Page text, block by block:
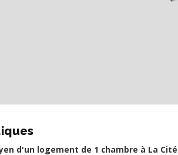
d'un logement de 1 chambre à La